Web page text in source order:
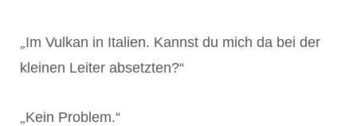
Im Vulkan in Italien. Kannst du mich da bei der
kleinen Leiter absetzten?“
Kein Problem.“